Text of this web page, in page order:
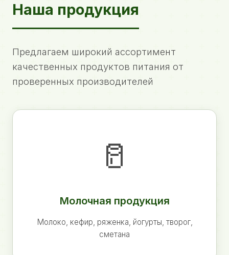
Наша продукция
Предлагаем широкий ассортимент
качественных продуктов питания от
проверенных производителей
🥛
Молочная продукция
Молоко, кефир, ряженка, йогурты, творог,
сметана